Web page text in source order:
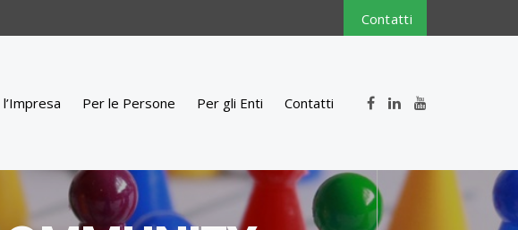
Contatti
Per le Persone Per gli Enti Contatti